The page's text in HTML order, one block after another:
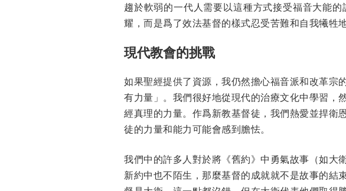
趨於軟弱的一代人需要以這種方式接受福音大能
耀，而是爲了效法基督的樣式忍受苦難和自我犧牲
現代教會的挑戰
如果聖經提供了資源，我仍然擔心福音派和改革宗
有力量」。我們很好地從現代的治療文化中學習，
經真理的力量。作爲新教基督徒，我們熱愛並捍衛
徒的力量和能力可能會感到膽怯。
我們中的許多人對於將《舊約》中勇氣故事（如大
新約中也不陌生，那麼基督的成就就不是故事的結